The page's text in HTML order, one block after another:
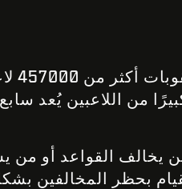
457000 لاعبًا في
من اللاعبين يُعد
يخالف القواعد أو من
بحظر المخالفين